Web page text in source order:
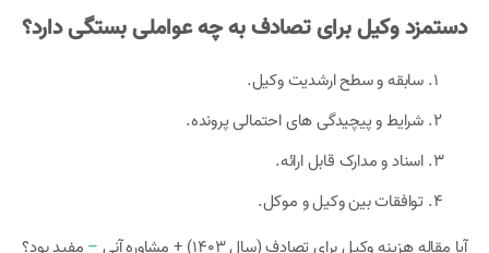
دستمزد وکیل برای تصادف به چه عواملی بستگی دارد؟
سابقه و سطح ارشدیت وکیل.
شرایط و پیچیدگی های احتمالی پرونده.
اسناد و مدارک قابل ارائه.
توافقات بین وکیل و موکل.
آیا مقاله هزینه وکیل برای تصادف (سال 1403) + مشاوره آنی
– مفید بود؟